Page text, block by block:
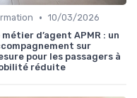
• 10/03/2026
métier d’agent APMR : un
sur
pour les passagers à
réduite